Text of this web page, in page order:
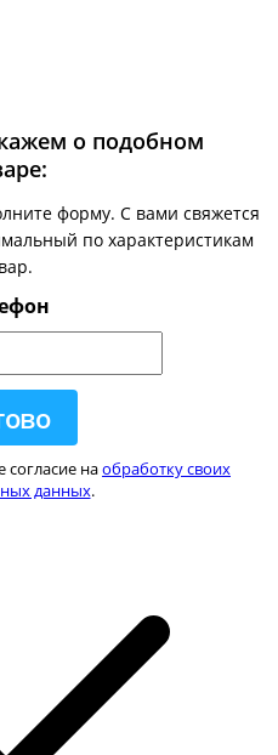
о подобном
форму. С вами свяжется
по характеристикам
наобработку своих
данных.